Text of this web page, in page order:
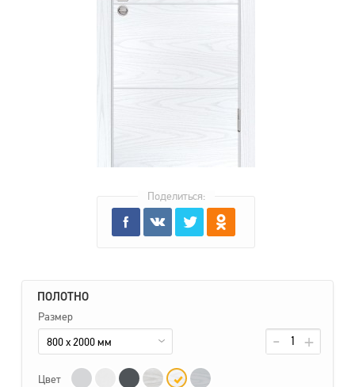
ПОЛОТНО
Размер
800 x 2000 мм
Цвет
Поделиться: